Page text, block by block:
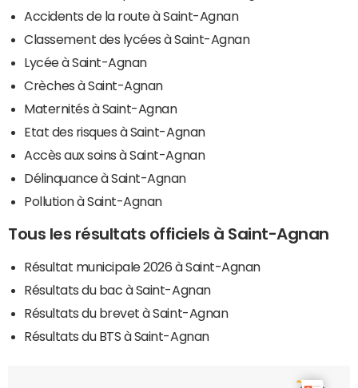
Accidents de la route à Saint-Agnan
Classement des lycées à Saint-Agnan
Lycée à Saint-Agnan
Crèches à Saint-Agnan
Maternités à Saint-Agnan
Etat des risques à Saint-Agnan
Accès aux soins à Saint-Agnan
Délinquance à Saint-Agnan
Pollution à Saint-Agnan
Tous les résultats officiels à Saint-Agnan
Résultat municipale 2026 à Saint-Agnan
Résultats du bac à Saint-Agnan
Résultats du brevet à Saint-Agnan
Résultats du BTS à Saint-Agnan